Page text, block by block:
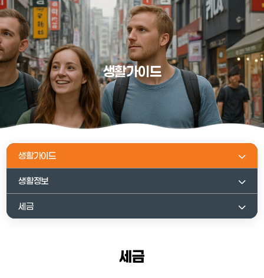
생활가이드
생활가이드
생활정보
세금
세금